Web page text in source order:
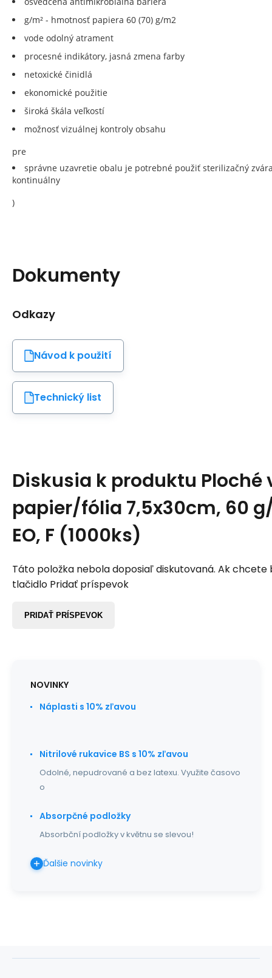
g/m² - hmotnosť papiera 60 (70) g/m2
vode odolný atrament
procesné indikátory, jasná zmena farby
netoxické činidlá
ekonomické použitie
široká škála veľkostí
možnosť vizuálnej kontroly obsahu
pre
správne uzavretie obalu je potrebné použiť sterilizačný
kontinuálny
)
Dokumenty
Odkazy
Návod k použití
Technický list
Diskusia k produktu Ploché
papier/fólia 7,5x30cm, 60
EO, F (1000ks)
Táto položka nebola doposiaľ diskutovaná. Ak chcete
tlačidlo Pridať príspevok
PRIDAŤ PRÍSPEVOK
NOVINKY
Náplasti s 10% zľavou
Nitrilové rukavice BS s 10% zľavou
Odolné, nepudrované a bez latexu. Využite časovo
o
Absorpčné podložky
Absorbční podložky v květnu se slevou!
Ďalšie novinky